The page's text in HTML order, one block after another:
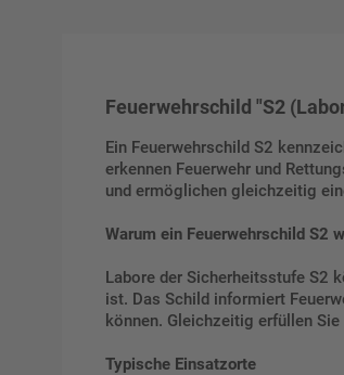
Feuerwehrschild "S2
Ein Feuerwehrschild S2
erkennen Feuerwehr und
und ermöglichen gleichzeitig
Warum ein Feuerwehrschild S2
Labore der Sicherheitsstufe S2
ist. Das Schild informiert
können. Gleichzeitig erfüllen
Typische Einsatzorte